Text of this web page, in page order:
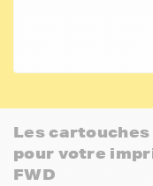
Les cartouches
pour votre
FWD